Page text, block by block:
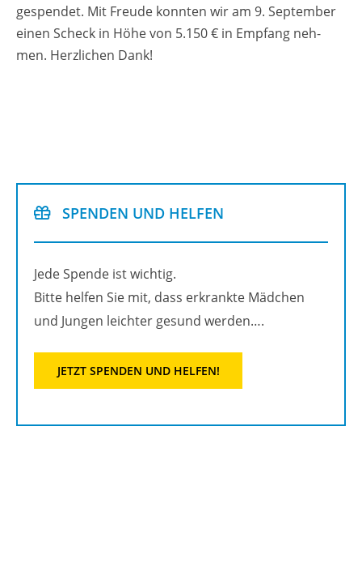
ge­spen­det. Mit Freu­de konn­ten wir am 9. Sep­tem­ber
einen Scheck in Höhe von 5.150 € in Emp­fang neh­
men. Herz­li­chen Dank!
SPEN­DEN UND HEL­FEN
Jede Spen­de ist wich­tig.
Bitte hel­fen Sie mit, dass er­krank­te Mäd­chen
und Jun­gen leich­ter ge­sund wer­den….
JETZT SPEN­DEN UND HEL­FEN!